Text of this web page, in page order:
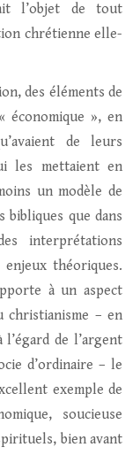
l’objet de tout
chrétienne elle-
des éléments de
économique », en
de leurs
les mettaient en
un modèle de
bibliques que dans
interprétations
théoriques.
à un aspect
christianisme – en
de l’argent
d’ordinaire – le
exemple de
soucieuse
bien avant